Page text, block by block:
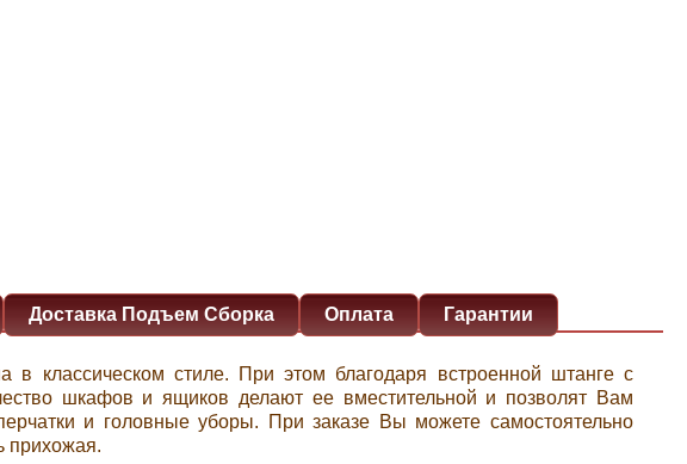
Доставка Подъем Сборка Оплата Гарантии
классическом стиле. При этом благодаря встроенной штанге с
шкафов и ящиков делают ее вместительной и позволят Вам
и головные уборы. При заказе Вы можете самостоятельно
прихожая.